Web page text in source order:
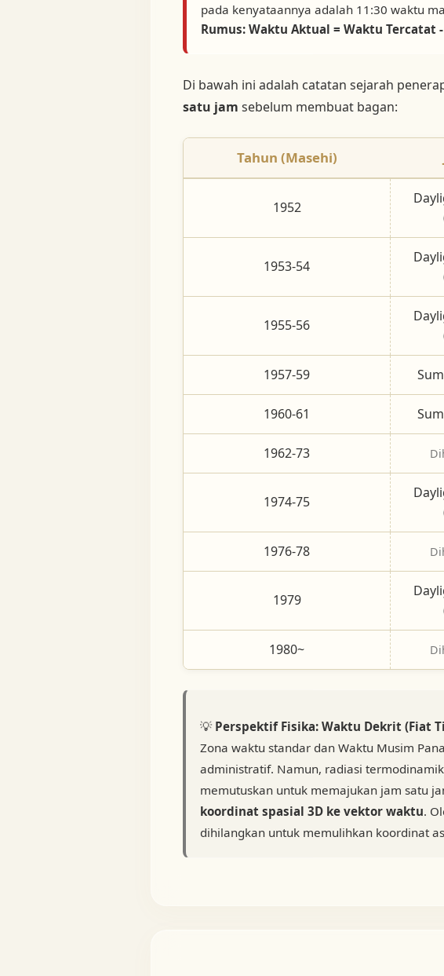
pada kenyataannya adalah 11:30 waktu
Rumus: Waktu Aktual = Waktu Tercatat -
Di bawah ini adalah catatan sejarah
satu jam sebelum membuat bagan:
Tahun (Masehi)
1952
1953-54
1955-56
1957-59
1960-61
1962-73
1974-75
1976-78
1979
1980~
💡 Perspektif Fisika: Waktu Dekrit (Fiat
Zona waktu standar dan Waktu Musim
administratif. Namun, radiasi
memutuskan untuk memajukan jam satu
koordinat spasial 3D ke vektor waktu.
dihilangkan untuk memulihkan koordinat